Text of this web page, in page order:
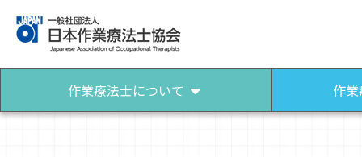
作業療法士について 作